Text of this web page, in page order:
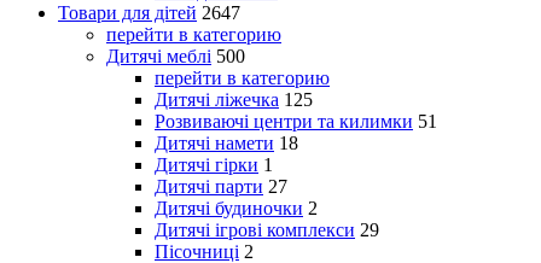
Товари для дітей 2647
перейти в категорию
Дитячі меблі 500
перейти в категорию
Дитячі ліжечка 125
Розвиваючі центри та килимки 51
Дитячі намети 18
Дитячі гірки 1
Дитячі парти 27
Дитячі будиночки 2
Дитячі ігрові комплекси 29
Пісочниці 2